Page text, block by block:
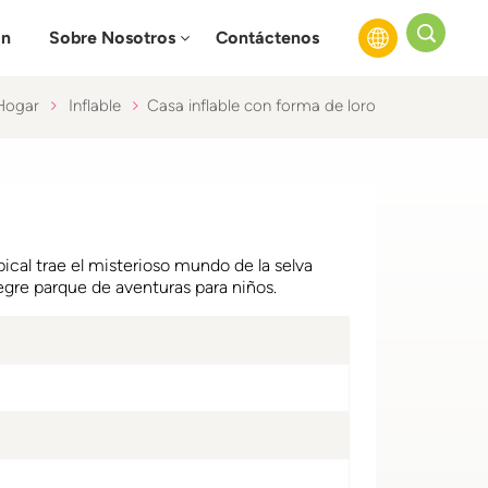
Sobre Nosotros Contáctenos
Español
Inflable Casa inflable con forma de loro
trae el misterioso mundo de la selva
parque de aventuras para niños.